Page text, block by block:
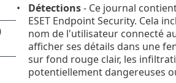
Détections- Ce journal
ESET Endpoint Security. Cela
nom de l'utilisateur connecté
afficher ses détails dans une
sur fond rouge clair, les
potentiellement dangereuses